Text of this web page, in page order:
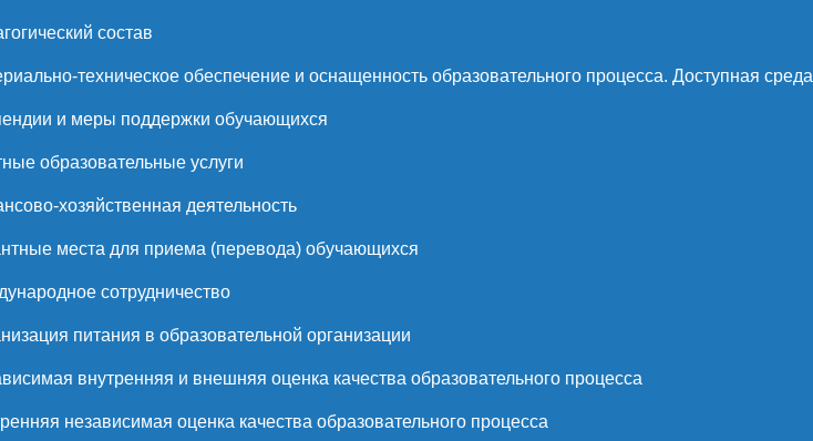
состав
техническое обеспечение и оснащенность образовательного процесса. Доступная среда
и меры поддержки обучающихся
образовательные услуги
хозяйственная деятельность
места для приема (перевода) обучающихся
сотрудничество
питания в образовательной организации
внутренняя и внешняя оценка качества образовательного процесса
независимая оценка качества образовательного процесса